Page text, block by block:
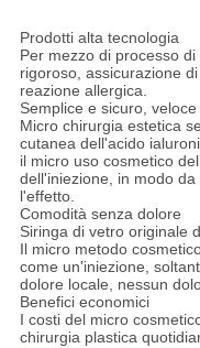
Prodotti alta tecnologia
Per mezzo di processo
rigoroso, assicurazione
reazione allergica.
Semplice e sicuro,
Micro chirurgia estetica
cutanea dell'acido
il micro uso cosmetico
dell'iniezione, in modo
l'effetto.
Comodità senza dolore
Siringa di vetro originale
Il micro metodo
come un'iniezione,
dolore locale, nessun
Benefici economici
I costi del micro
chirurgia plastica